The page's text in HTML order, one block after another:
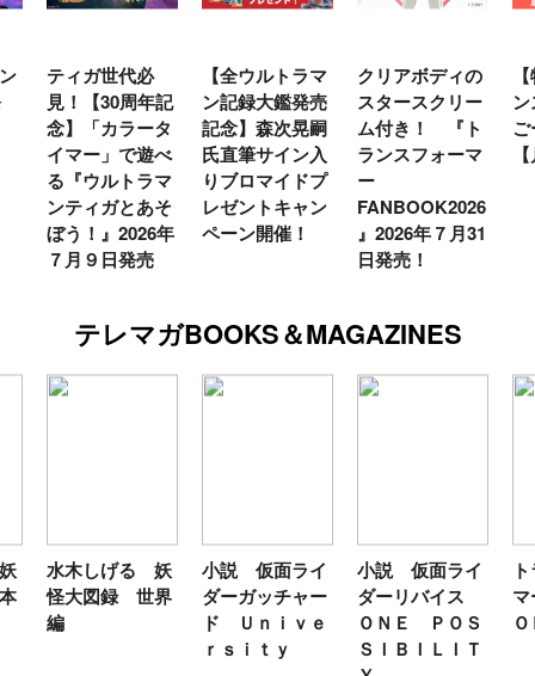
【全ウルトラマ
ン記録大鑑発売
記念】森次晃嗣
氏直筆サイン入
りブロマイドプ
レゼントキャン
ペーン開催！
クリアボディの
スタースクリー
ム付き！ 『ト
ランスフォーマ
ー
FANBOOK2026
』2026年７月31
【特別編】トラ
ンスフォーマー
ごー！ごー！
【月イチ更新】
テレマガBOOKS＆MAGAZINES
る 妖
世界
小説 仮面ライ
ダーガッチャー
ド Ｕｎｉｖｅ
小説 仮面ライ
ダーリバイス
ＯＮＥ ＰＯＳ
ＳＩＢＩＬＩＴ
トランスフォー
マーＦＡＮＢＯ
ＯＫ２０２６